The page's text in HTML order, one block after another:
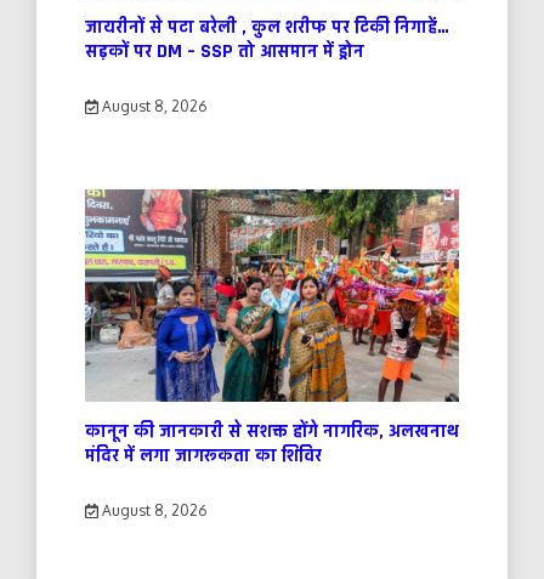
जायरीनों से पटा बरेली , कुल शरीफ पर टिकी निगाहें…
सड़कों पर DM – SSP तो आसमान में ड्रोन
August 8, 2026
कानून की जानकारी से सशक्त होंगे नागरिक, अलखनाथ
मंदिर में लगा जागरूकता का शिविर
August 8, 2026